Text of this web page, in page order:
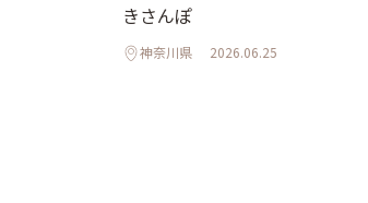
きさんぽ
神奈川県 2026.06.25